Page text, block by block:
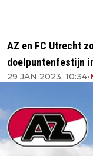
AZ en FC Utrecht
doelpuntenfestijn
29 JAN 2023, 10:34•